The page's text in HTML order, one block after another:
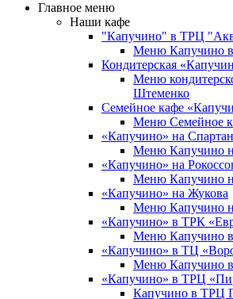
Главное меню
Наши кафе
"Капучино" в ТРЦ
Меню Капучино
Кондитерская
Меню
Штеменко
Семейное кафе
Меню Семейное
«Капучино» на
Меню Капучино
«Капучино» на
Меню Капучино
«Капучино» на Жукова
Меню Капучино
«Капучино» в ТРК
Меню Капучино
«Капучино» в ТЦ
Меню Капучино
«Капучино» в ТРЦ
Капучино в ТРЦ